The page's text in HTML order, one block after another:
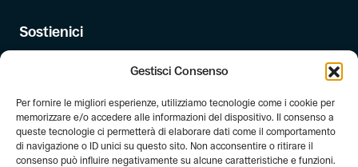
Gestisci Consenso
Per fornire le migliori esperienze, utilizziamo tecnologie come i cookie per
memorizzare e/o accedere alle informazioni del dispositivo. Il consenso a
queste tecnologie ci permetterà di elaborare dati come il comportamento
di navigazione o ID unici su questo sito. Non acconsentire o ritirare il
consenso può influire negativamente su alcune caratteristiche e funzioni.
Sostienici
Dona il 5 per mille
Newsletter